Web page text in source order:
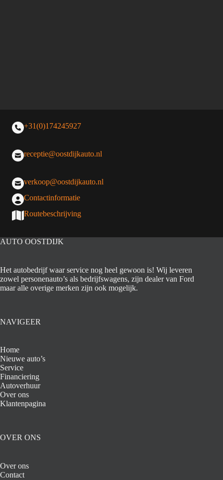
+31(0)174245927
receptie@oostdijkauto.nl
verkoop@oostdijkauto.nl
Contactinformatie
Routebeschrijving
AUTO OOSTDIJK
Het autobedrijf waar service nog heel gewoon is! Wij leveren
zowel personenauto’s als bedrijfswagens, zijn dealer van Ford
maar alle overige merken zijn ook mogelijk.
NAVIGEER
Home
Nieuwe auto’s
Service
Financiering
Autoverhuur
Over ons
Klantenpagina
OVER ONS
Over ons
Contact